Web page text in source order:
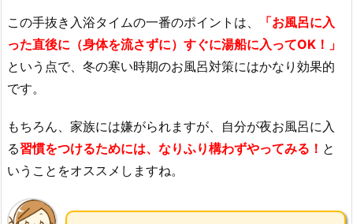
この手抜き入浴タイムの一番のポイントは、
「お風呂に入
った直後に（身体を流さずに）すぐに湯船に入ってOK！」
という点で、冬の寒い時期のお風呂対策にはかなり効果的
です。
もちろん、家族には嫌がられますが、自分が夜お風呂に入
る習慣をつけるためには、なりふり構わずやってみる！ と
いうことをオススメしますね。